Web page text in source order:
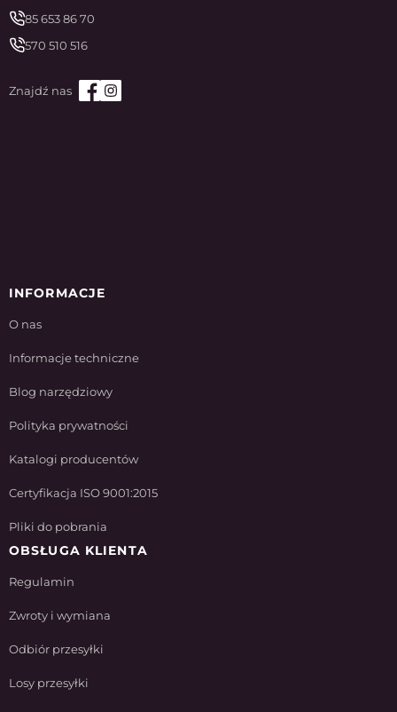
85 653 86 70
570 510 516
INFORMACJE
O nas
Informacje techniczne
Blog narzędziowy
Polityka prywatności
Katalogi producentów
Certyfikacja ISO 9001:2015
Pliki do pobrania
OBSŁUGA KLIENTA
Regulamin
Zwroty i wymiana
Odbiór przesyłki
Losy przesyłki